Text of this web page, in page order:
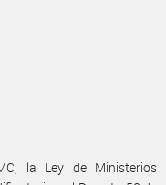
la Ley de Ministerios